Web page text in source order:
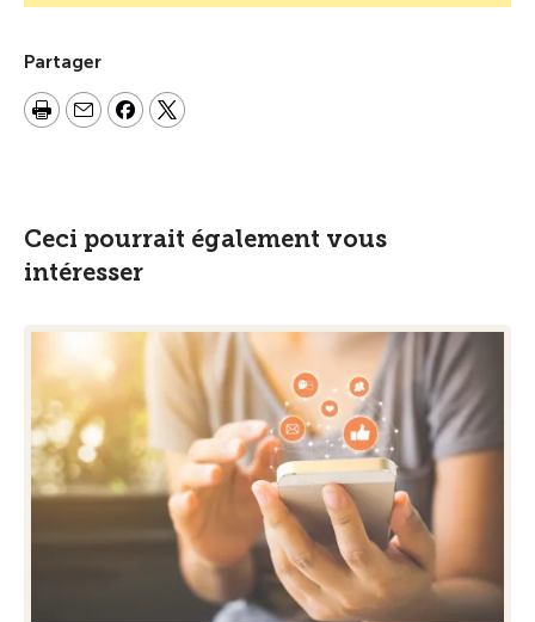
Partager
Ceci pourrait également vous
intéresser